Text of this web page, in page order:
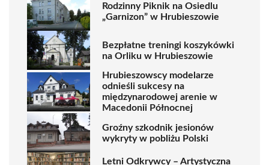
Rodzinny Piknik na Osiedlu
„Garnizon” w Hrubieszowie
Bezpłatne treningi koszykówki
na Orliku w Hrubieszowie
Hrubieszowscy modelarze
odnieśli sukcesy na
międzynarodowej arenie w
Macedonii Północnej
Groźny szkodnik jesionów
wykryty w pobliżu Polski
Letni Odkrywcy – Artystyczna